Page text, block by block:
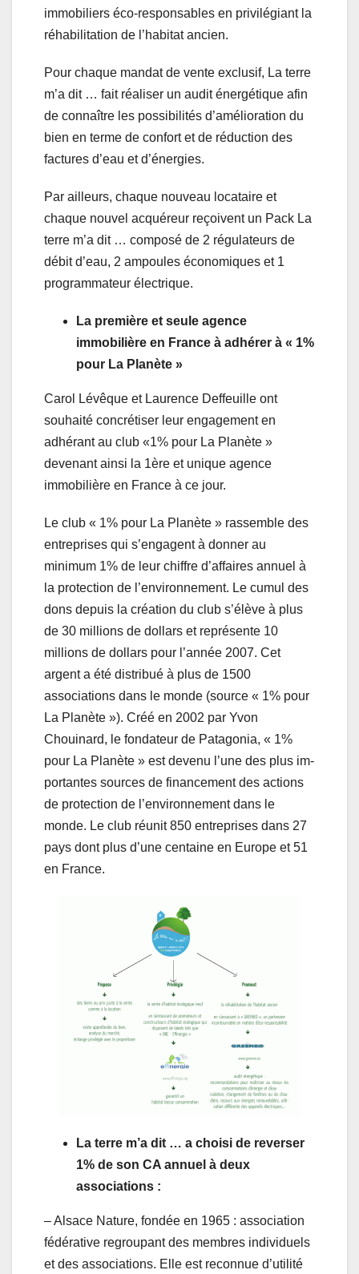
immobiliers éco-responsables en privilégiant la
réhabilitation de l’habitat ancien.
Pour chaque mandat de vente exclusif, La terre
m’a dit … fait réaliser un audit énergétique afin
de connaître les possibilités d’amélioration du
bien en terme de confort et de réduction des
factures d’eau et d’énergies.
Par ailleurs, chaque nouveau locataire et
chaque nouvel acquéreur reçoivent un Pack La
terre m’a dit … composé de 2 régulateurs de
débit d’eau, 2 ampoules économiques et 1
programmateur électrique.
La première et seule agence
immobilière en France à adhérer à « 1%
pour La Planète »
Carol Lévêque et Laurence Deffeuille ont
souhaité concrétiser leur engagement en
adhérant au club «1% pour La Planète »
devenant ainsi la 1ère et unique agence
immobilière en France à ce jour.
Le club « 1% pour La Planète » rassemble des
entreprises qui s’engagent à donner au
minimum 1% de leur chiffre d’affaires annuel à
la protection de l’environnement. Le cumul des
dons depuis la création du club s’élève à plus
de 30 millions de dollars et représente 10
millions de dollars pour l’année 2007. Cet
argent a été distribué à plus de 1500
associations dans le monde (source « 1% pour
La Planète »). Créé en 2002 par Yvon
Chouinard, le fondateur de Patagonia, « 1%
pour La Planète » est devenu l’une des plus im-
portantes sources de financement des actions
de protection de l’environnement dans le
monde. Le club réunit 850 entreprises dans 27
pays dont plus d’une centaine en Europe et 51
en France.
La terre m’a dit … a choisi de reverser
1% de son CA annuel à deux
associations :
– Alsace Nature, fondée en 1965 : association
fédérative regroupant des membres individuels
et des associations. Elle est reconnue d’utilité